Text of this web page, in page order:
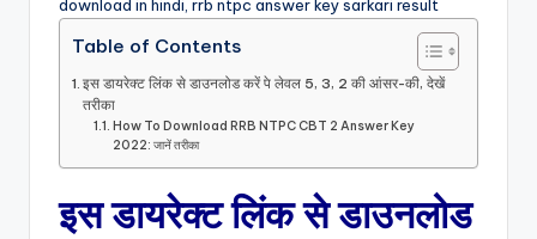
download in hindi, rrb ntpc answer key sarkari result
Table of Contents
इस डायरेक्ट लिंक से डाउनलोड करें पे लेवल 5, 3, 2 की आंसर-की, देखें
तरीका
How To Download RRB NTPC CBT 2 Answer Key
2022: जानें तरीका
इस डायरेक्ट लिंक से डाउनलोड